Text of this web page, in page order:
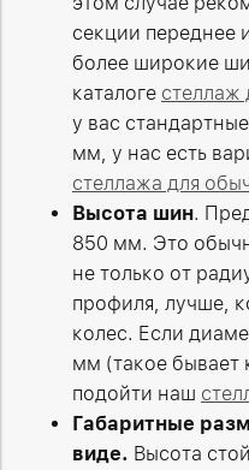
секции переднее
более широкие
каталоге стеллаж
у вас
мм, у нас есть
стеллажа для
Высота шин.
850 мм. Это
не только от
профиля, лучше,
колес. Если
мм (такое
подойти наш
Габаритные
виде. Высота